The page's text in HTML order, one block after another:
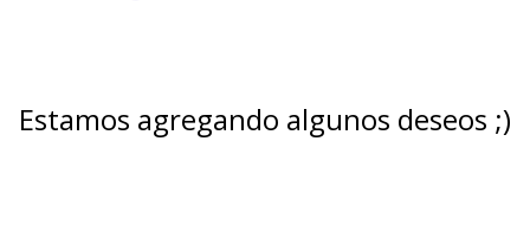
Estamos agregando algunos deseos ;)